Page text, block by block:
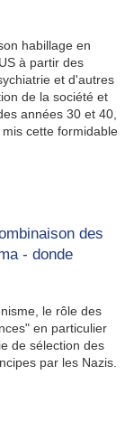
habillage en
à partir des
et d'autres
de la société et
années 30 et 40,
cette formidable
des
- donde
le rôle des
en particulier
de sélection des
par les Nazis.